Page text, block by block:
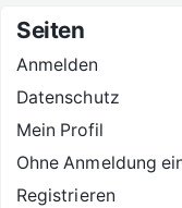
Seiten
Anmelden
Datenschutz
Mein Profil
Ohne Anmeldung
Registrieren